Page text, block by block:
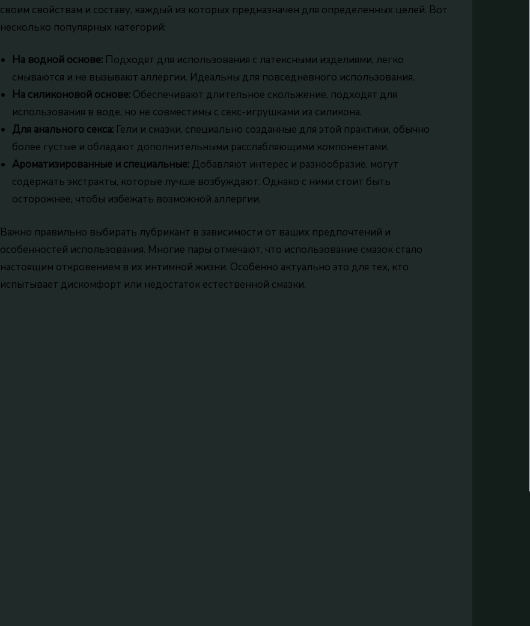
своим свойствам и составу, каждый из которых предназначен для определенных целей. Вот
несколько популярных категорий:
На водной основе: Подходят для использования с латексными изделиями, легко
смываются и не вызывают аллергии. Идеальны для повседневного использования.
На силиконовой основе: Обеспечивают длительное скольжение, подходят для
использования в воде, но не совместимы с секс-игрушками из силикона.
Для анального секса: Гели и смазки, специально созданные для этой практики, обычно
более густые и обладают дополнительными расслабляющими компонентами.
Ароматизированные и специальные: Добавляют интерес и разнообразие, могут
содержать экстракты, которые лучше возбуждают. Однако с ними стоит быть
осторожнее, чтобы избежать возможной аллергии.
Важно правильно выбирать лубрикант в зависимости от ваших предпочтений и
особенностей использования. Многие пары отмечают, что использование смазок стало
настоящим откровением в их интимной жизни. Особенно актуально это для тех, кто
испытывает дискомфорт или недостаток естественной смазки.